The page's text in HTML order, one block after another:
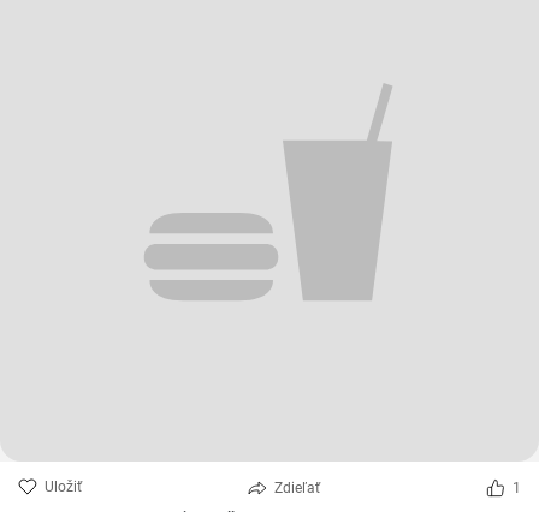
Uložiť Zdieľať 1